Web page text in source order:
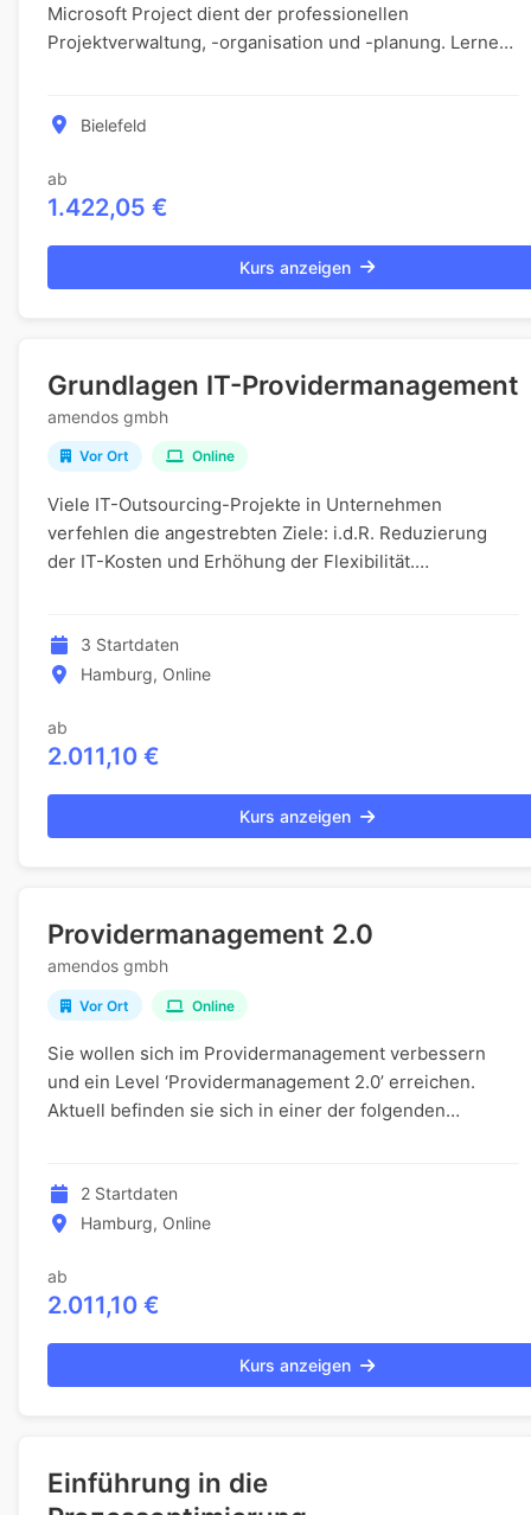
Microsoft Project dient der professionellen
Projektverwaltung, -organisation und -planung. Lernen
Bielefeld
ab
1.422,05 €
Kurs anzeigen
Grundlagen IT-Providermanagement
amendos gmbh
Vor Ort Online
Viele IT-Outsourcing-Projekte in Unternehmen
verfehlen die angestrebten Ziele: i.d.R. Reduzierung
der IT-Kosten und Erhöhung der Flexibilität.
3 Startdaten
Hamburg, Online
ab
2.011,10 €
Kurs anzeigen
Providermanagement 2.0
amendos gmbh
Vor Ort Online
Sie wollen sich im Providermanagement verbessern
und ein Level ‘Providermanagement 2.0’ erreichen.
Aktuell befinden sie sich in einer der folgenden
2 Startdaten
Hamburg, Online
ab
2.011,10 €
Kurs anzeigen
Einführung in die